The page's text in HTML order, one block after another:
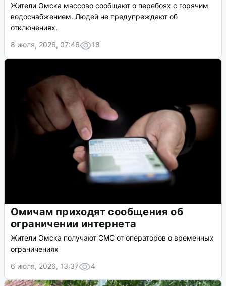
Жители Омска массово сообщают о перебоях с горячим
водоснабжением. Людей не предупреждают об
отключениях.
8 июля, 2026, 07:46
18
Омичам приходят сообщения об
ограничении интернета
Жители Омска получают СМС от операторов о временных
ограничениях
6 июля, 2026, 13:37
4